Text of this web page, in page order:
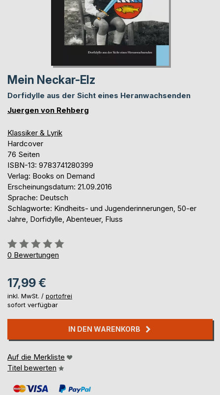
Mein Neckar-Elz
Dorfidylle aus der Sicht eines Heranwachsenden
Juergen von Rehberg
Klassiker & Lyrik
Hardcover
76 Seiten
ISBN-13: 9783741280399
Verlag: Books on Demand
Erscheinungsdatum: 21.09.2016
Sprache: Deutsch
Schlagworte: Kindheits- und Jugenderinnerungen, 50-er
Jahre, Dorfidylle, Abenteuer, Fluss
Bewertung::
0%
0 Bewertungen
17,99 €
inkl. MwSt. / portofrei
sofort verfügbar
IN DEN WARENKORB
Auf die Merkliste
Titel bewerten